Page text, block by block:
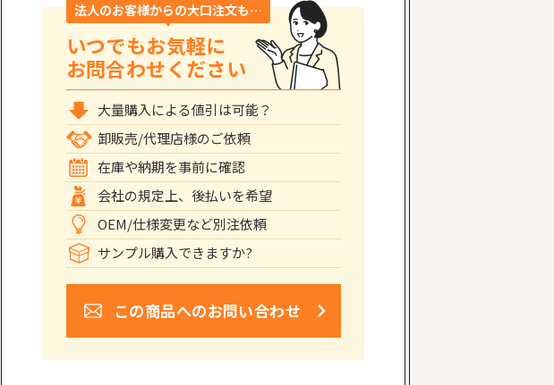
法人のお客様からの大口注文も…
いつでもお気軽に
お問合わせください
大量購入による値引は可能？
卸販売/代理店様のご依頼
在庫や納期を事前に確認
会社の規定上、後払いを希望
OEM/仕様変更など別注依頼
サンプル購入できますか?
この商品へのお問い合わせ